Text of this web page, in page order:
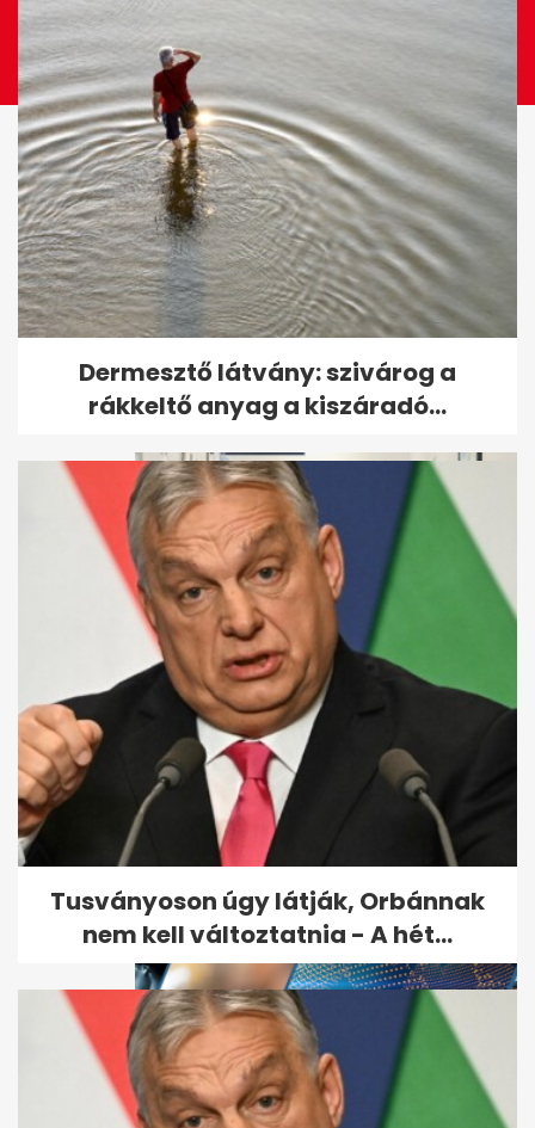
Takács Péter teljesen mást
állított, mint az utólag...
Itt a rendelet: változás jön a
kórházakban januártól - A
hét...
Dermesztő látvány: szivárog a
rákkeltő anyag a kiszáradó...
Tusványoson úgy látják, Orbánnak
nem kell változtatnia - A hét...